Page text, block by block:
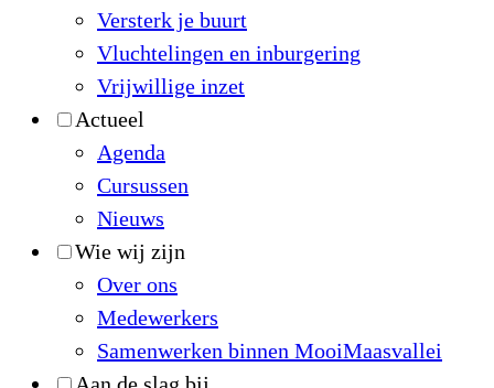
Versterk je buurt
Vluchtelingen en inburgering
Vrijwillige inzet
Actueel
Agenda
Cursussen
Nieuws
Wie wij zijn
Over ons
Medewerkers
Samenwerken binnen MooiMaasvallei